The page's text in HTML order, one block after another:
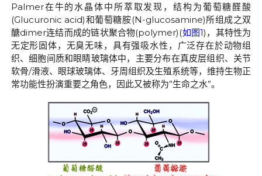
Palmer在牛的水晶体中所萃取发现，结构为葡萄糖醛酸
(Glucuronic acid)和葡萄糖胺(N-glucosamine)所组成之双
醣dimer连结而成的链状聚合物(polymer)(如图1) ，其特性为
无定形固体，无臭无味，具有强吸水性，广泛存在於动物组
织、细胞间质和眼睛玻璃体中，主要分布在真皮层组织、关节
软骨/滑液、眼球玻璃体、牙周组织及生殖系统等，维持生物正
常功能性扮演重要之角色，因此又被称为”生命之水”。